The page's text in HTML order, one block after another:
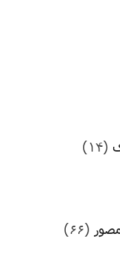
(۱۴)
(۶۶)